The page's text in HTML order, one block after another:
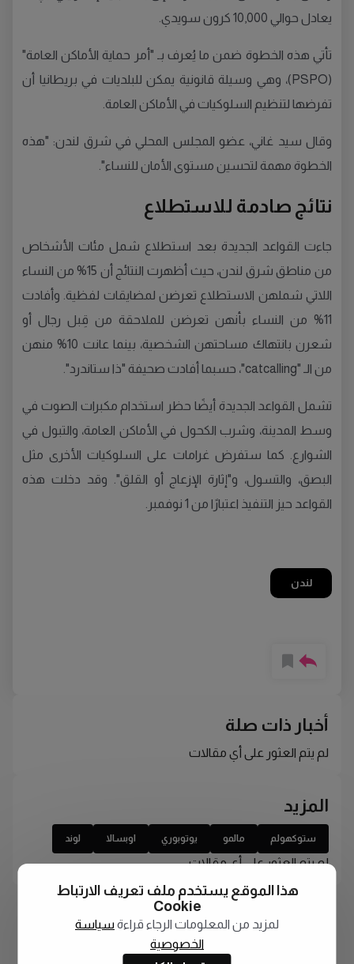
يعادل حوالي 10,000 كرون سويدي.
تأتي هذه الخطوة ضمن ما يُعرف بـ "أمر حماية الأماكن العامة"
(PSPO)، وهي وسيلة قانونية يمكن للبلديات في بريطانيا أن
تفرضها لتنظيم السلوكيات في الأماكن العامة.
وقال سيد غاني، عضو المجلس المحلي في شرق لندن: "هذه
الخطوة مهمة لتحسين مستوى الأمان للنساء".
نتائج صادمة للاستطلاع
جاءت القواعد الجديدة بعد استطلاع شمل مئات الأشخاص
من مناطق شرق لندن، حيث أظهرت النتائج أن 15% من النساء
اللاتي شملهن الاستطلاع تعرضن لمضايقات لفظية. وأفادت
11% من النساء بأنهن تعرضن للملاحقة من قِبل رجال أو
شعرن بانتهاك مساحتهن الشخصية، بينما عانت 10% منهن
من الـ "catcalling"، حسبما أفادت صحيفة "ذا ستاندرد".
تشمل القواعد الجديدة أيضًا حظر استخدام مكبرات الصوت في
وسط المدينة، وشرب الكحول في الأماكن العامة، والتبول في
الشوارع. كما ستفرض غرامات على السلوكيات الأخرى مثل
البصق، والتسول، و"إثارة الإزعاج أو القلق". وقد دخلت هذه
القواعد حيز التنفيذ اعتبارًا من 1 نوفمبر.
لندن
أخبار ذات صلة
لم يتم العثور على أي مقالات
المزيد
ستوكهولم مالمو يوتوبوري اوبسالا لوند
لم يتم العثور على أي مقالات
هذا الموقع يستخدم ملف تعريف الارتباط
Cookie
لمزيد من المعلومات الرجاء قراءة سياسة
الخصوصية